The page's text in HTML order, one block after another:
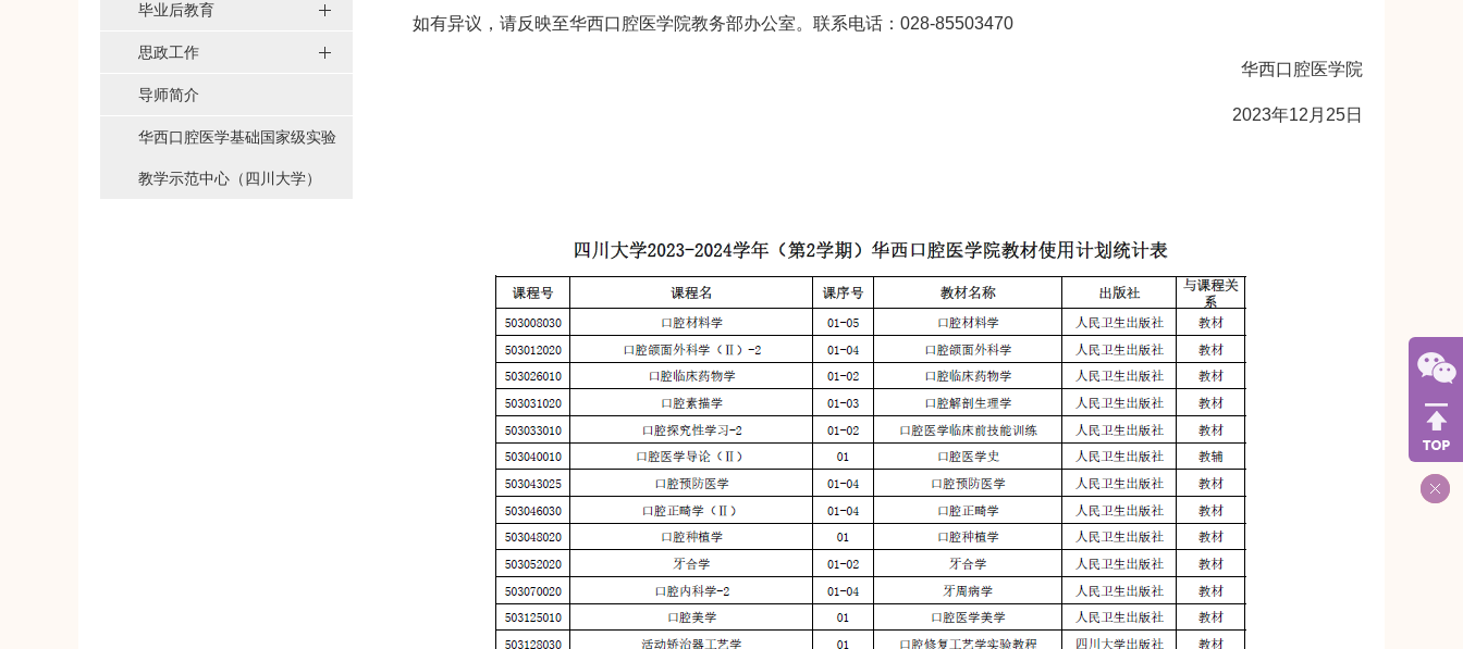
毕业后教育
思政工作
导师简介
华西口腔医学基础国家级实验
教学示范中心（四川大学）
如有异议，请反映至华西口腔医学院教务部办公室。联系电话：028-85503470
华西口腔医学院
2023年12月25日